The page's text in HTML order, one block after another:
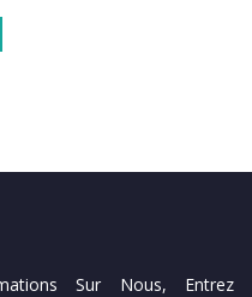
Sur Nous, Entrez